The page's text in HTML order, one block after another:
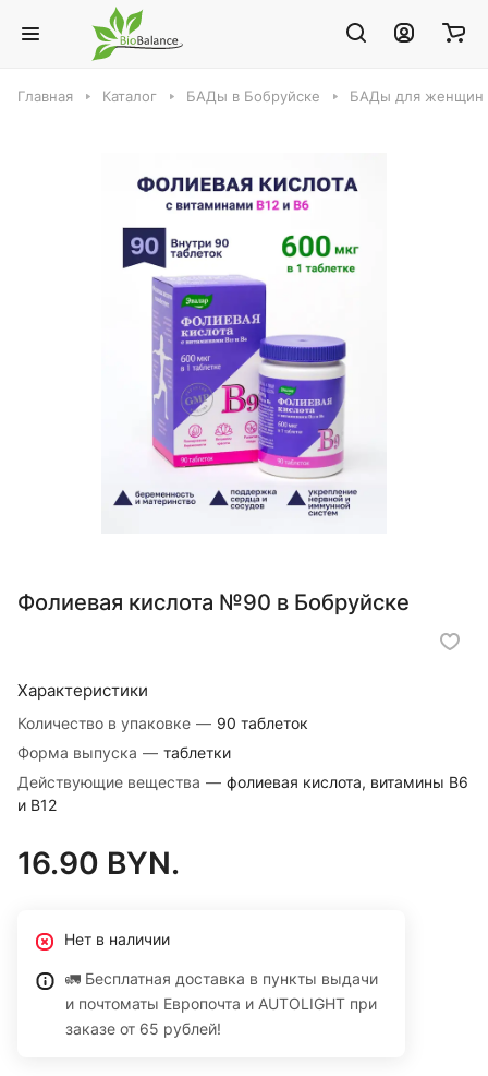
Главная Каталог БАДы в Бобруйске БАДы для женщин
Фолиевая кислота №90 в Бобруйске
Характеристики
Количество в упаковке — 90 таблеток
Форма выпуска — таблетки
Действующие вещества — фолиевая кислота, витамины В6
и В12
16.90 BYN.
Нет в наличии
🚛 Бесплатная доставка в пункты выдачи
и почтоматы Европочта и AUTOLIGHT при
заказе от 65 рублей!